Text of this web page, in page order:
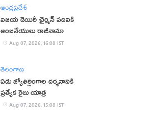
ఆంధ్రప్రదేశ్
విజయ డెయిరీ ఛైర్మన్ పదవికి
ఆంజనేయులు రాజీనామా
Aug 07, 2026, 16:08 IST
తెలంగాణ
ఏడు జ్యోతిర్లింగాల దర్శనానికి
ప్రత్యేక రైలు యాత్ర
Aug 07, 2026, 15:08 IST